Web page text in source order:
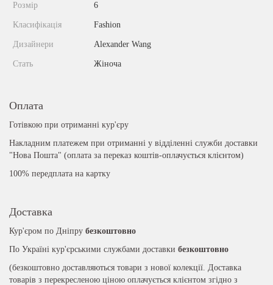
Розмір 6
Класифікація Fashion
Дизайнери Alexander Wang
Стать Жіноча
Оплата
Готівкою при отриманні кур'єру
Накладним платежем при отриманні у відділенні служби доставки
"Нова Пошта" (оплата за переказ коштів-оплачується клієнтом)
100% передплата на картку
Доставка
Кур'єром по Дніпру безкоштовно
По Україні кур'єрськими службами доставки безкоштовно
(безкоштовно доставляються товари з нової колекції. Доставка
товарів з перекресленою ціною оплачується клієнтом згідно з